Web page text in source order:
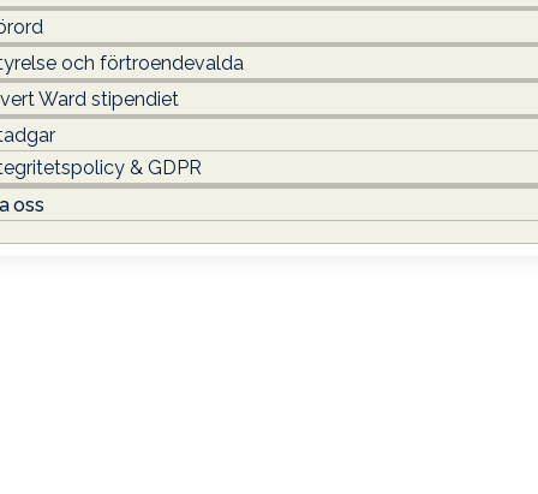
och förtroendevalda
Ward stipendiet
& GDPR
oss